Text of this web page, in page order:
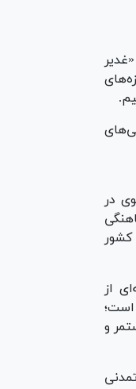
حوزه‌های
در
در سطح کشور
از
است؛
و